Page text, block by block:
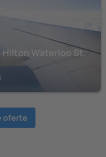
Hilton Waterloo St.
oferte